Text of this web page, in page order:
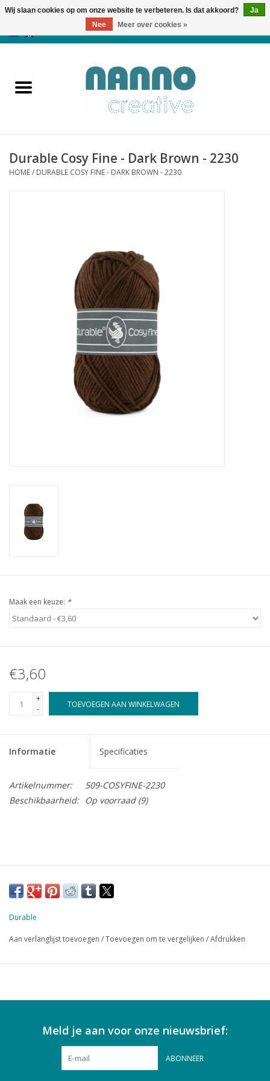
Producten
Nieuws
Durable Cosy Fine - Dark Brown - 2230
HOME/ DURABLE COSY FINE - DARK BROWN - 2230
Maak een keuze: *
€3,60
+
-
TOEVOEGEN AAN WINKELWAGEN
Informatie Specificaties
Artikelnummer:
509-COSYFINE-2230
Beschikbaarheid:
Op voorraad(9)
Durable
Aan verlanglijst toevoegen /Toevoegen om te vergelijken /Afdrukken
Meld je aan voor onze nieuwsbrief:
ABONNEER
Wij slaan cookies op om onze website te verbeteren. Is dat akkoord?
Ja
Nee
Meer over cookies »